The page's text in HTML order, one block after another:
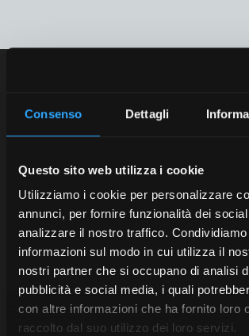
Consenso Dettagli
Questo sito web utilizza i cookie
Utilizziamo i cookie per personalizzare
annunci, per fornire funzionalità dei
analizzare il nostro traffico.
informazioni sul modo in cui utilizza il
nostri partner che si occupano di analisi
pubblicità e social media, i quali
con altre informazioni che ha fornito loro
raccolto dal suo utilizzo dei loro servizi.